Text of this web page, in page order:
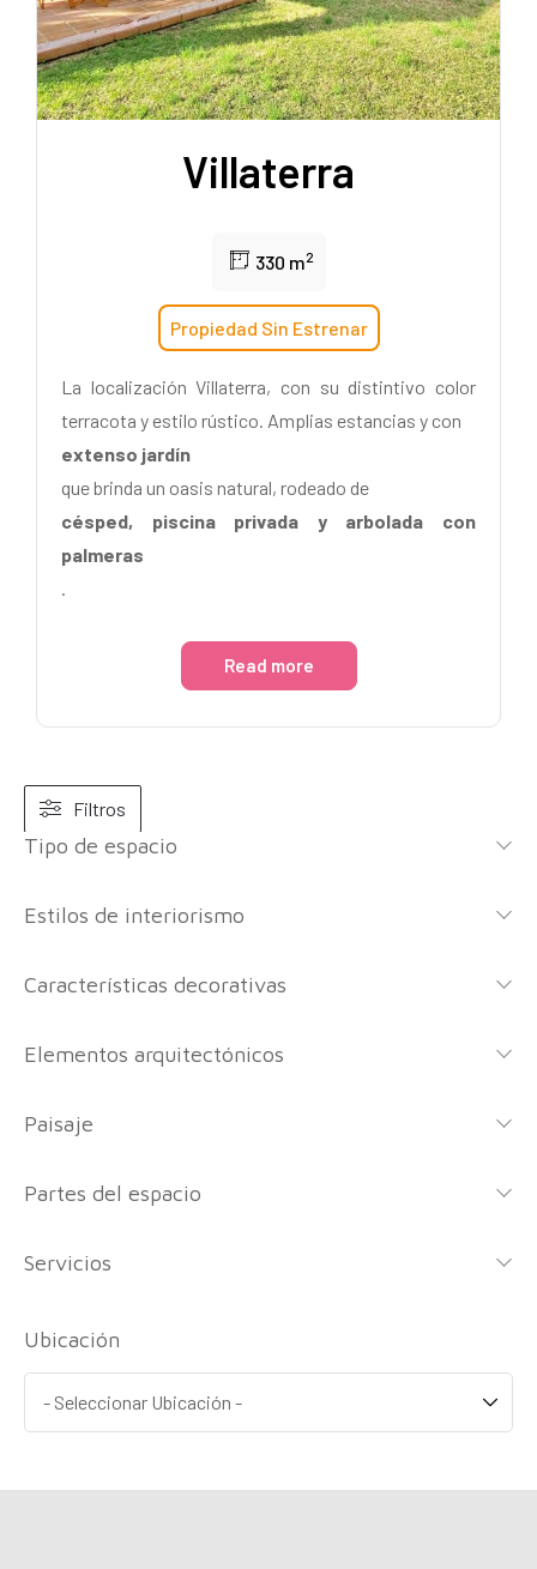
Villaterra
330 m2
Propiedad Sin Estrenar
La localización Villaterra, con su distintivo color
terracota y estilo rústico. Amplias estancias y con
extenso jardín
que brinda un oasis natural, rodeado de
césped, piscina privada y arbolada con
palmeras
.
Read more
Filtros
Tipo de espacio
Estilos de interiorismo
Características decorativas
Elementos arquitectónicos
Paisaje
Partes del espacio
Servicios
Ubicación